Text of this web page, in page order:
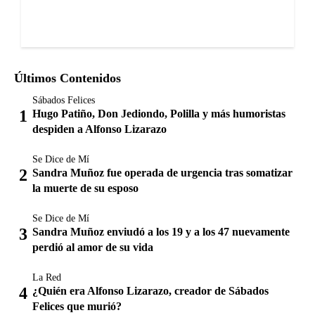
Últimos Contenidos
Sábados Felices
Hugo Patiño, Don Jediondo, Polilla y más humoristas
despiden a Alfonso Lizarazo
Se Dice de Mí
Sandra Muñoz fue operada de urgencia tras somatizar
la muerte de su esposo
Se Dice de Mí
Sandra Muñoz enviudó a los 19 y a los 47 nuevamente
perdió al amor de su vida
La Red
¿Quién era Alfonso Lizarazo, creador de Sábados
Felices que murió?